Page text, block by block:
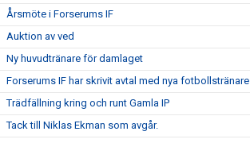
Årsmöte i Forserums IF
Auktion av ved
Ny huvudtränare för damlaget
Forserums IF har skrivit avtal med nya fotbollstränare
Trädfällning kring och runt Gamla IP
Tack till Niklas Ekman som avgår.